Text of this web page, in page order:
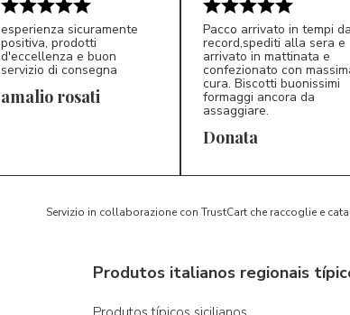
esperienza sicuramente
positiva, prodotti
d'eccellenza e buon
servizio di consegna
amalio rosati
D*
Pacco arrivato in tempi da
record,spediti alla sera e
arrivato in mattinata e
confezionato con
cura. Biscotti buonissimi
formaggi ancora da
assaggiare.
Donata
Servizio in collaborazione con TrustCart che raccoglie e
Produtos italianos regionais